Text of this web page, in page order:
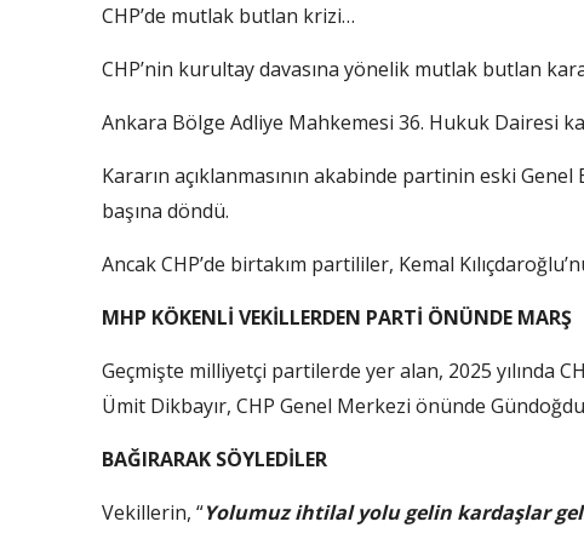
CHP’de mutlak butlan krizi…
CHP’nin kurultay davasına yönelik mutlak butlan
Ankara Bölge Adliye Mahkemesi 36. Hukuk Dairesi
Kararın açıklanmasının akabinde partinin eski
başına döndü.
Ancak CHP’de birtakım partililer, Kemal
MHP KÖKENLİ VEKİLLERDEN PARTİ ÖNÜNDE MARŞ
Geçmişte milliyetçi partilerde yer alan, 2025 yılında
Ümit Dikbayır, CHP Genel Merkezi önünde Gündoğdu
BAĞIRARAK SÖYLEDİLER
Vekillerin, “Yolumuz ihtilal yolu gelin kardaşlar